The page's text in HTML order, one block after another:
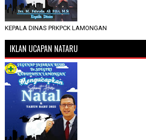
KEPALA DINAS PRKPCK LAMONGAN
IKLAN UCAPAN NATARU